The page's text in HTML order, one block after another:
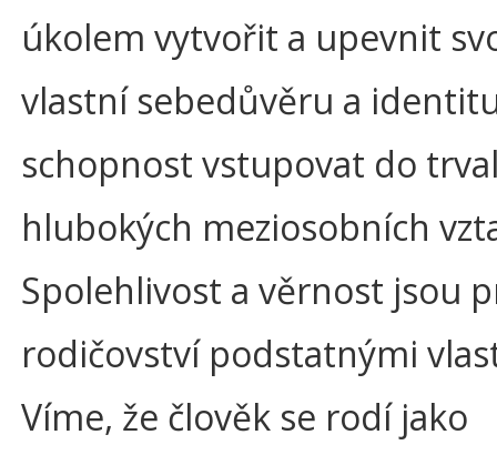
úkolem vytvořit a upevnit
vlastní sebedůvěru a
schopnost vstupovat do
hlubokých meziosobních
Spolehlivost a věrnost jsou
rodičovství podstatnými
Víme, že člověk se rodí jako